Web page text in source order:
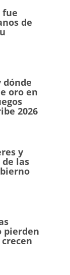
fue
de
dónde
oro en
2026
y
de las
pierden